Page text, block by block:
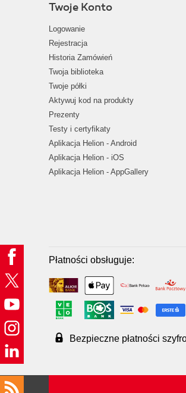
Twoje Konto
Logowanie
Rejestracja
Historia Zamówień
Twoja biblioteka
Twoje półki
Aktywuj kod na produkty
Prezenty
Testy i certyfikaty
Aplikacja Helion - Android
Aplikacja Helion - iOS
Aplikacja Helion - AppGallery
Płatności obsługuje:
Bezpieczne płatności